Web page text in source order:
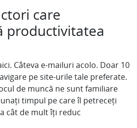
care
productivitatea
Câteva e-mailuri acolo. Doar 10
pe site-urile tale preferate.
de muncă ne sunt familiare
timpul pe care îl petreceți
cât de mult îți reduc